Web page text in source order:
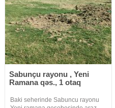
Sabunçu rayonu , Yeni
Ramana qəs., 1 otaq
Baki seherinde Sabuncu rayonu